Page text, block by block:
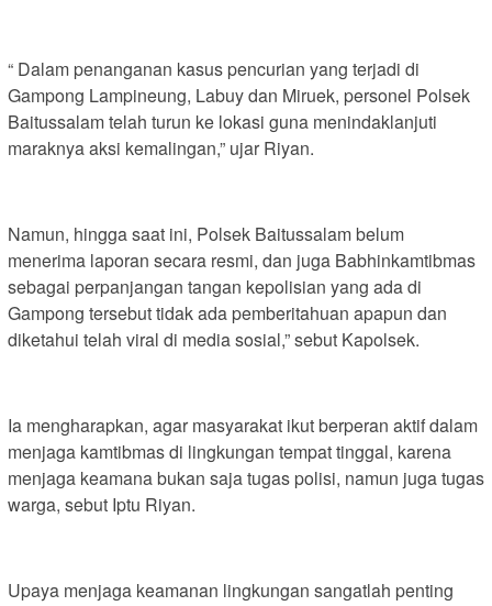
“ Dalam penanganan kasus pencurian yang terjadi di
Gampong Lampineung, Labuy dan Miruek, personel Polsek
Baitussalam telah turun ke lokasi guna menindaklanjuti
maraknya aksi kemalingan,” ujar Riyan.
Namun, hingga saat ini, Polsek Baitussalam belum
menerima laporan secara resmi, dan juga Babhinkamtibmas
sebagai perpanjangan tangan kepolisian yang ada di
Gampong tersebut tidak ada pemberitahuan apapun dan
diketahui telah viral di media sosial,” sebut Kapolsek.
Ia mengharapkan, agar masyarakat ikut berperan aktif dalam
menjaga kamtibmas di lingkungan tempat tinggal, karena
menjaga keamana bukan saja tugas polisi, namun juga tugas
warga, sebut Iptu Riyan.
Upaya menjaga keamanan lingkungan sangatlah penting